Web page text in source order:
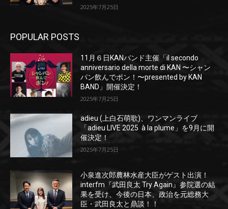
2025年7月25日
POPULAR POSTS
11月６日KANバンド主催「il secondo
anniversario della morte di KAN 〜シャン
パン飲んでポン！〜presented by KAN
BAND」開催決定！
2025年7月25日
adieu (上白石萌歌)、ワンマンライブ
「adieu LIVE 2025 à la plume」を9月に開
催決定！
2025年7月25日
小泉進次郎農林水産大臣がゲスト出演！
interfm『武田良太 Try Again』参院選の結
果を受け、今後の日本、政治を元総務大
臣・武田良太と鼎談！！